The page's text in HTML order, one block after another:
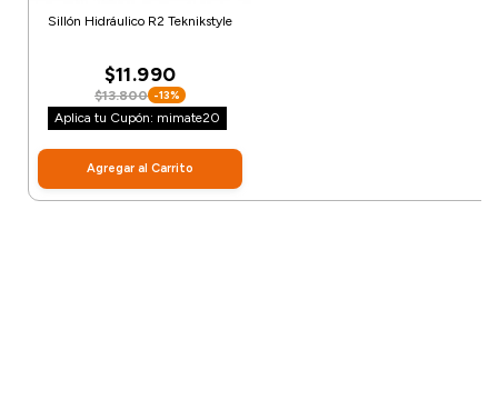
Sillón Hidráulico R2 Teknikstyle
$11.990
$13.800 -13%
Aplica tu Cupón: mimate20
Agregar al Carrito